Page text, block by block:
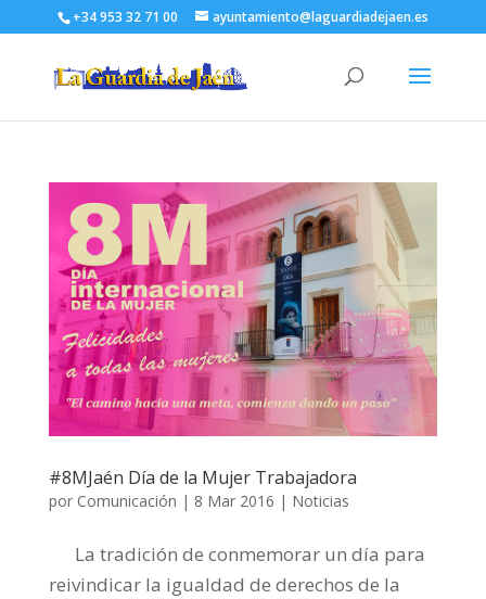
+34 953 32 71 00 ayuntamiento@laguardiadejaen.es
#8MJaén Día de la Mujer Trabajadora
por Comunicación | 8 Mar 2016 | Noticias
La tradición de conmemorar un día para
reivindicar la igualdad de derechos de la